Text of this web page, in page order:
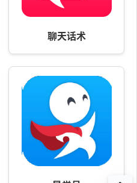
聊天话术